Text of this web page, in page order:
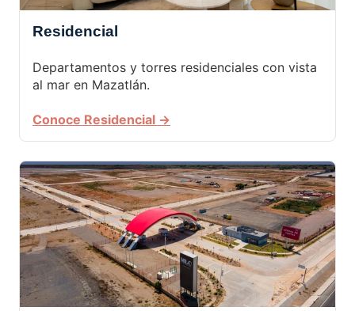
Residencial
Departamentos y torres residenciales con vista
al mar en Mazatlán.
Conoce Residencial →